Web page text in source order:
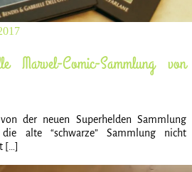
Comic-Sammlung von
der neuen Superhelden Sammlung
alte “schwarze” Sammlung nicht
[…]